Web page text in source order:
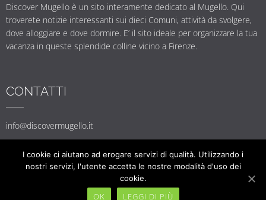
Discover Mugello è un sito interamente dedicato al Mugello. Qui
troverete notizie interessanti sui dieci Comuni, attività da svolgere,
dove alloggiare e dove dormire. E’ il sito ideale per organizzare la tua
vacanza in queste splendide colline vicino a Firenze.
CONTATTI
info@discovermugello.it
© DISCOVER MUGELLO 2017
I cookie ci aiutano ad erogare servizi di qualità. Utilizzando i
nostri servizi, l'utente accetta le nostre modalità d'uso dei
cookie.
OK LEGGI DI PIÙ